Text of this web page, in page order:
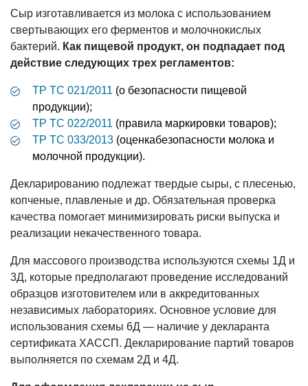
Сыр изготавливается из молока с использованием
свертывающих его ферментов и молочнокислых
бактерий. Как пищевой продукт, он подпадает под
действие следующих трех регламентов:
ТР ТС 021/2011 (о безопасности пищевой
продукции);
ТР ТС 022/2011 (правила маркировки товаров);
ТР ТС 033/2013 (оценкабезопасности молока и
молочной продукции).
Декларированию подлежат твердые сыры, с плесенью,
копченые, плавленые и др. Обязательная проверка
качества помогает минимизировать риски выпуска и
реализации некачественного товара.
Для массового производства используются схемы 1Д и
3Д, которые предполагают проведение исследований
образцов изготовителем или в аккредитованных
независимых лабораториях. Основное условие для
использования схемы 6Д — наличие у декларанта
сертификата ХАССП. Декларирование партий товаров
выполняется по схемам 2Д и 4Д.